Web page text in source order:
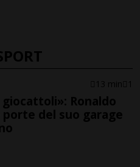
13 min 1
Ronaldo
porte del suo garage